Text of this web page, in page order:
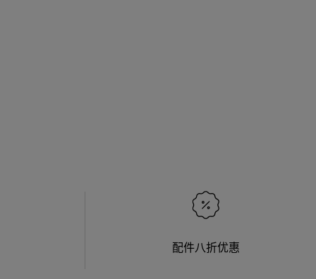
配件八折优惠